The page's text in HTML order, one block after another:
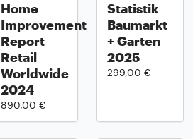
Home
Improvement
Report
Retail
Worldwide
2024
890,00 €
Statistik
Baumarkt
+ Garten
2025
299,00 €